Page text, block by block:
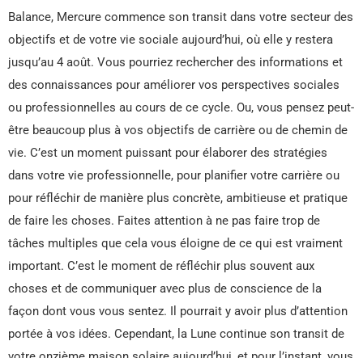
Balance, Mercure commence son transit dans votre secteur des
objectifs et de votre vie sociale aujourd’hui, où elle y restera
jusqu’au 4 août. Vous pourriez rechercher des informations et
des connaissances pour améliorer vos perspectives sociales
ou professionnelles au cours de ce cycle. Ou, vous pensez peut-
être beaucoup plus à vos objectifs de carrière ou de chemin de
vie. C’est un moment puissant pour élaborer des stratégies
dans votre vie professionnelle, pour planifier votre carrière ou
pour réfléchir de manière plus concrète, ambitieuse et pratique
de faire les choses. Faites attention à ne pas faire trop de
tâches multiples que cela vous éloigne de ce qui est vraiment
important. C’est le moment de réfléchir plus souvent aux
choses et de communiquer avec plus de conscience de la
façon dont vous vous sentez. Il pourrait y avoir plus d’attention
portée à vos idées. Cependant, la Lune continue son transit de